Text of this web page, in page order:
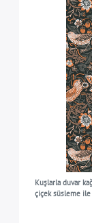
Kuşlarla duvar
çiçek süsleme